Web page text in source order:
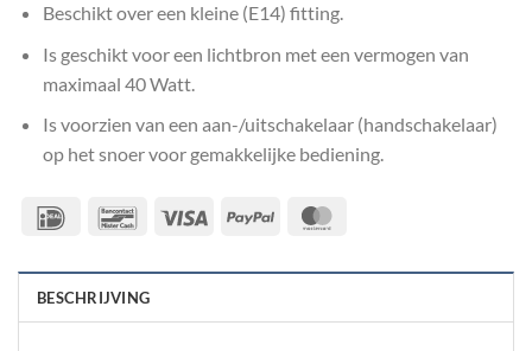
Beschikt over een kleine (E14) fitting.
Is geschikt voor een lichtbron met een vermogen van
maximaal 40 Watt.
Is voorzien van een aan-/uitschakelaar (handschakelaar)
op het snoer voor gemakkelijke bediening.
IDeal Bancontact
Visa PayPal
BESCHRIJVING